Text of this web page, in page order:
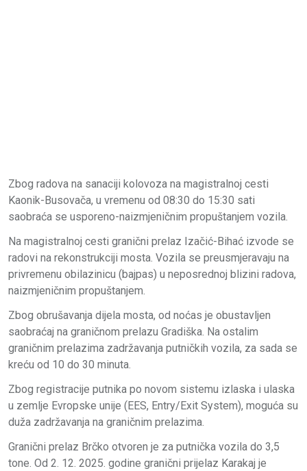
Zbog radova na sanaciji kolovoza na magistralnoj cesti
Kaonik-Busovača, u vremenu od 08:30 do 15:30 sati
saobraća se usporeno-naizmjeničnim propuštanjem vozila.
Na magistralnoj cesti granični prelaz Izačić-Bihać izvode se
radovi na rekonstrukciji mosta. Vozila se preusmjeravaju na
privremenu obilazinicu (bajpas) u neposrednoj blizini radova,
naizmjeničnim propuštanjem.
Zbog obrušavanja dijela mosta, od noćas je obustavljen
saobraćaj na graničnom prelazu Gradiška. Na ostalim
graničnim prelazima zadržavanja putničkih vozila, za sada se
kreću od 10 do 30 minuta.
Zbog registracije putnika po novom sistemu izlaska i ulaska
u zemlje Evropske unije (EES, Entry/Exit System), moguća su
duža zadržavanja na graničnim prelazima.
Granični prelaz Brčko otvoren je za putnička vozila do 3,5
tone. Od 2. 12. 2025. godine granični prijelaz Karakaj je